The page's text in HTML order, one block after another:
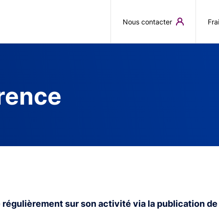
Nous contacter
régulièrement sur son activité via la publication